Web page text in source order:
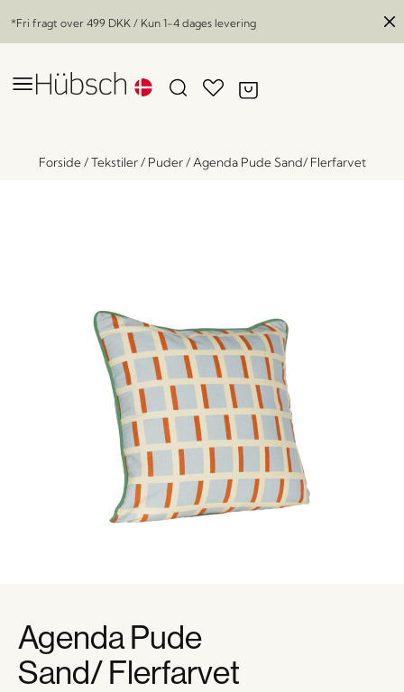
*Fri fragt over 499 DKK / Kun 1-4 dages levering
Forside/Tekstiler/ Puder/ Agenda Pude Sand/ Flerfarvet
Agenda Pude
Sand/ Flerfarvet